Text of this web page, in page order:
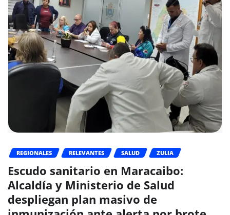
REGIONALES RELEVANTES SALUD ZULIA
Escudo sanitario en Maracaibo:
Alcaldía y Ministerio de Salud
despliegan plan masivo de